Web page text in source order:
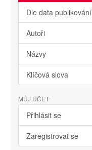
Dle data publikování
Autoři
Názvy
Klíčová slova
MŮJ ÚČET
Přihlásit se
Zaregistrovat se